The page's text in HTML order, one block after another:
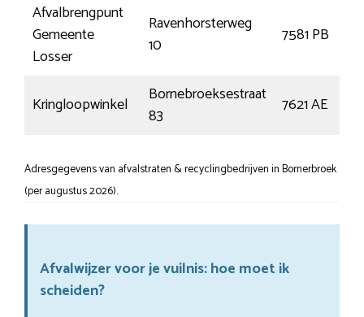
Afvalbrengpunt
Gemeente
Losser
Ravenhorsterweg
10
7581 PB
Kringloopwinkel
Bornebroeksestraat
83
7621 AE
Adresgegevens van afvalstraten & recyclingbedrijven in Bornerbroek
(per augustus 2026).
Afvalwijzer voor je vuilnis: hoe moet ik
scheiden?